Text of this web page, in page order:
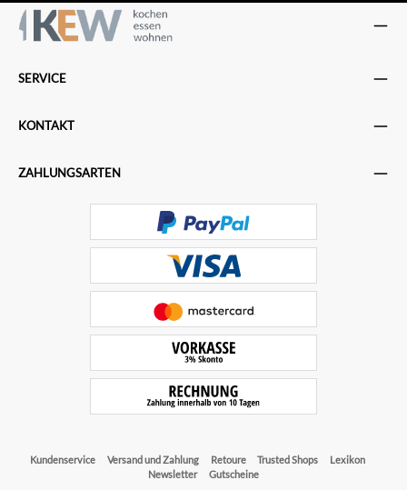
SERVICE
KONTAKT
ZAHLUNGSARTEN
Kundenservice Versand und Zahlung Retoure Trusted Shops
Lexikon
Newsletter
Gutscheine